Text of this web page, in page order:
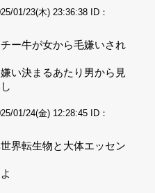
01/23(木) 23:36:38
ID：
ー牛が女から毛嫌いされ
い決まるあたり男から見
01/24(金) 12:28:45
ID：
界転生物と大体エッセン